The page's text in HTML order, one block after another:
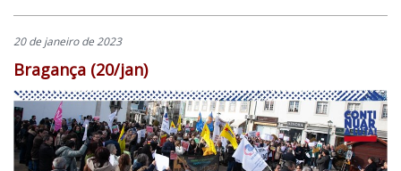
20 de janeiro de 2023
Bragança (20/jan)